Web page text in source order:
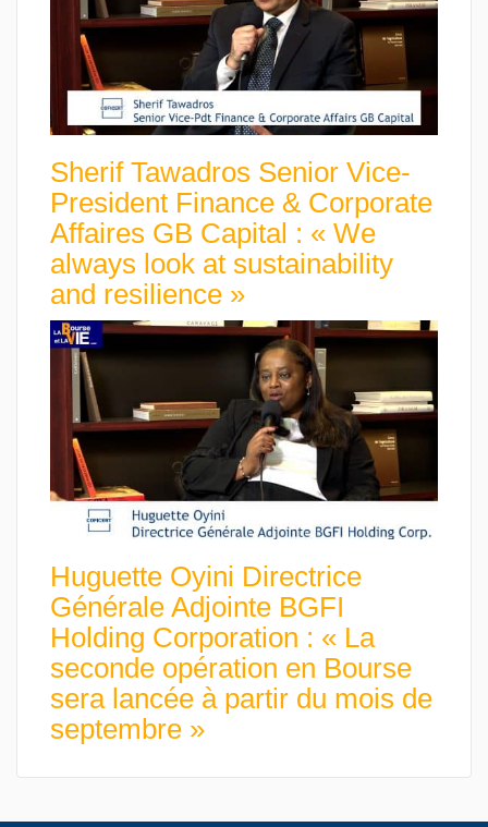
Sherif Tawadros Senior Vice-
President Finance & Corporate
Affaires GB Capital : « We
always look at sustainability
and resilience »
Huguette Oyini Directrice
Générale Adjointe BGFI
Holding Corporation : « La
seconde opération en Bourse
sera lancée à partir du mois de
septembre »